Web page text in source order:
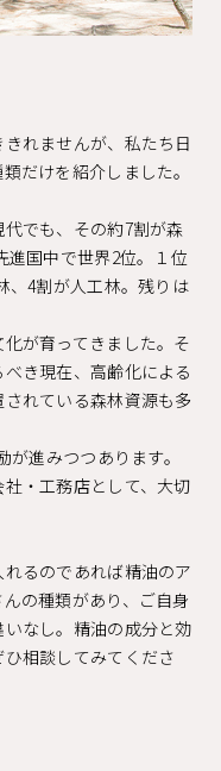
れませんが、私たち日
だけを紹介しました。
でも、その約7割が森
進国中で世界2位。１位
、4割が人工林。残りは
が育ってきました。そ
き現在、高齢化による
れている森林資源も多
進みつつあります。
・工務店として、大切
るのであれば精油のア
の種類があり、ご自身
なし。精油の成分と効
相談してみてくださ